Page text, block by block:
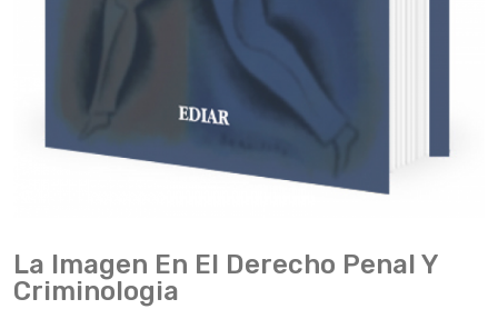
La Imagen En El Derecho Penal Y
Criminologia